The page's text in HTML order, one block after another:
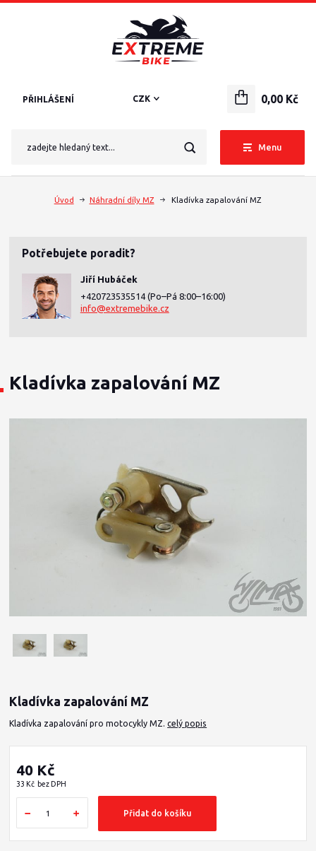
Menu
CZK
PŘIHLÁŠENÍ 0,00 Kč
Úvod Náhradní díly MZ Kladívka zapalování MZ
Potřebujete poradit?
Jiří Hubáček
+420723535514 (Po–Pá 8:00–16:00)
info@extremebike.cz
Kladívka zapalování MZ
Kladívka zapalování MZ
Kladívka zapalování pro motocykly MZ.celý popis
40 Kč
33 Kč bez DPH
Přidat do košíku